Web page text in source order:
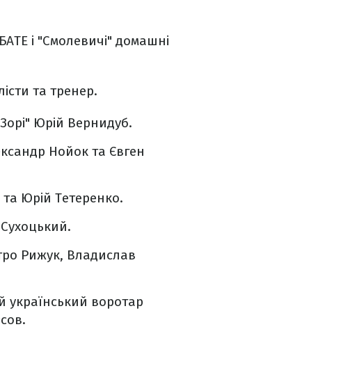
і "Смолевичі" домашні
та тренер.
Юрій Вернидуб.
Нойок та Євген
Юрій Тетеренко.
Рижук, Владислав
український воротар